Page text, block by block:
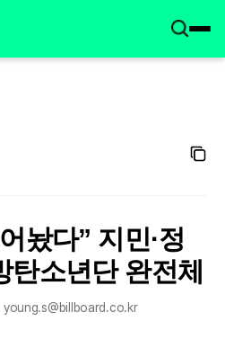
놨다” 지민·정
탄소년단 완전체